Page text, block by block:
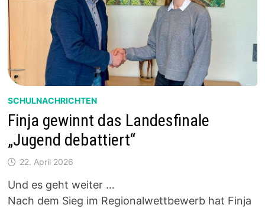
SCHULNACHRICHTEN
Finja gewinnt das Landesfinale
„Jugend debattiert“
22. April 2026
Und es geht weiter …
Nach dem Sieg im Regionalwettbewerb hat Finja